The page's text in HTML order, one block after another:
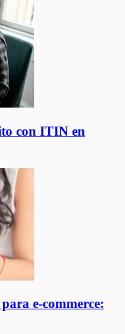
con ITIN en
e-commerce: